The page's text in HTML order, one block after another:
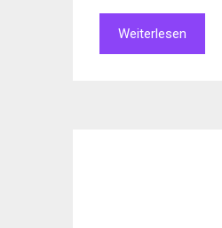
Weiterlesen